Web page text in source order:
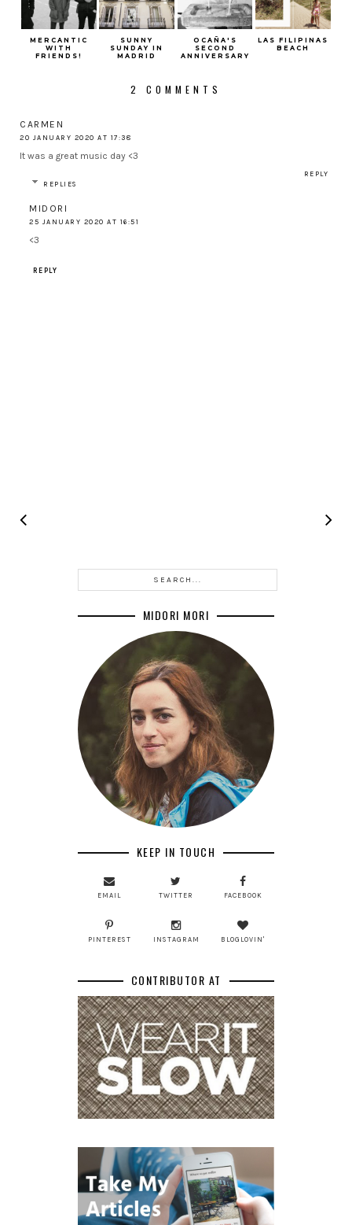
MERCANTIC
WITH
FRIENDS!
SUNNY
SUNDAY IN
MADRID
OCAÑA'S
SECOND
ANNIVERSARY
LAS FILIPINAS
BEACH
2 COMMENTS
CARMEN
20 JANUARY 2020 AT 17:38
It was a great music day <3
REPLY
REPLIES
MIDORI
25 JANUARY 2020 AT 16:51
<3
REPLY
MIDORI MORI
KEEP IN TOUCH
EMAIL TWITTER FACEBOOK
PINTEREST INSTAGRAM BLOGLOVIN'
CONTRIBUTOR AT